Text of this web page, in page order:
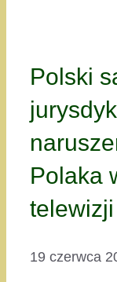
Polski
Polaka
19 czerwca